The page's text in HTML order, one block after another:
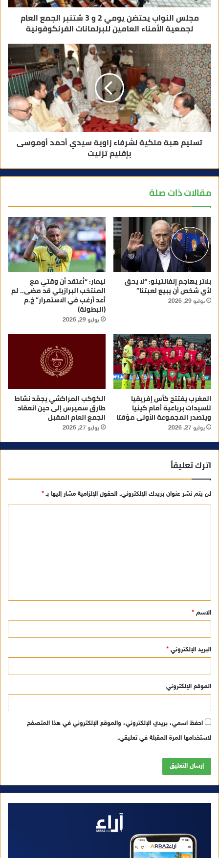
مجلس النواب يحتضن يومي 2 و 3 شتنبر الجمع العام
لجمعية الأمناء العامين للبرلمانات الفرنكوفونية
تسليم هبة ملكية لشرفاء زاوية سيدي أحمد أوموسى
بإقليم تزنيت
مقالات ذات صلة
بلاتر يهاجم إنفانتينو: “لا يحق
لأي شخص أن يبيع لعبتنا”
يوليو 29, 2026
نيمار: “أعتقد أن وقتي مع
المنتخب البرازيلي قد مضى.. لم
أعد أرغب في الاستمرار” خ.م
(البطولة)
يوليو 29, 2026
المغرب يفتتح كأس إفريقيا
للسيدات برباعية أمام كينيا
ويتصدر المجموعة الأولى مؤقتا
يوليو 27, 2026
الكوكب المراكشي يجمّد نشاط
طارق سميرس إلى حين انعقاد
الجمع العام المقبل
يوليو 27, 2026
اترك تعليقاً
لن يتم نشر عنوان بريدك الإلكتروني. الحقول الإلزامية مشار إليها بـ*
ق
*
الاسم *
البريد الإلكتروني *
الموقع الإلكتروني
احفظ اسمي، بريدي الإلكتروني، والموقع الإلكتروني في هذا المتصفح
لاستخدامها المرة المقبلة في تعليقي.